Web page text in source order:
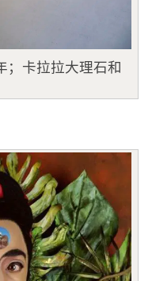
；卡拉拉大理石和